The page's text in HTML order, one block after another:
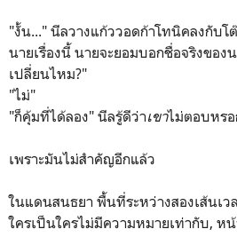
"งั้น..." นีลวางแก้ววอดก้าโทนิคลงกับโ
นายเรื่องนี้ นายจะยอมบอกชื่อจริงของ
เปลี่ยนไหม?"
"ไม่"
"ก็คุ้มที่ได้ลอง" นีลรู้ดีว่าเขาไม่ตอบหรอ
เพราะมันไม่สำคัญอีกแล้ว
ในแดนสนธยา พื้นที่ระหว่างสองเส้นเ
ใครเป็นใครไม่มีความหมายเท่ากับ, ห